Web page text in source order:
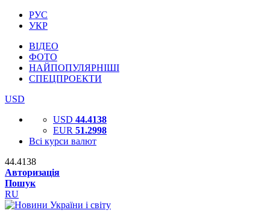
РУС
УКР
ВІДЕО
ФОТО
НАЙПОПУЛЯРНІШІ
СПЕЦПРОЕКТИ
USD
USD 44.4138
EUR 51.2998
Всі курси валют
44.4138
Авторизація
Пошук
RU